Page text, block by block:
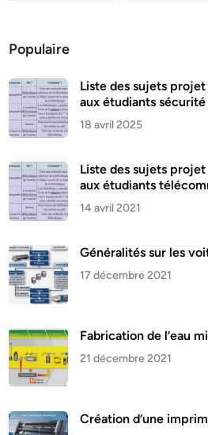
Populaire
Liste des sujets
aux étudiants
18 avril 2025
Liste des sujets
aux étudiants
14 avril 2021
Généralités sur les
17 décembre 2021
Fabrication de l’eau
21 décembre 2021
Création d’une